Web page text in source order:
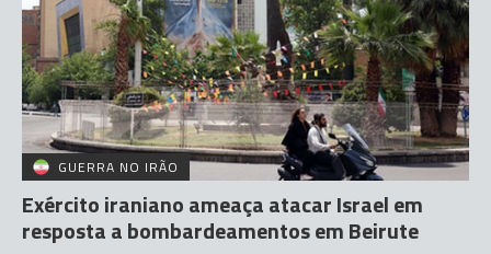
GUERRA NO IRÃO
Exército iraniano ameaça atacar Israel em
resposta a bombardeamentos em Beirute